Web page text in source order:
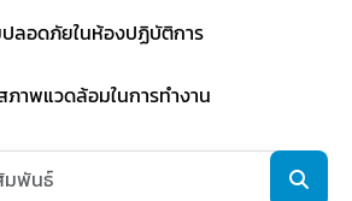
ลอดภัยในห้องปฏิบัติการ
ภาพแวดล้อมในการทำงาน